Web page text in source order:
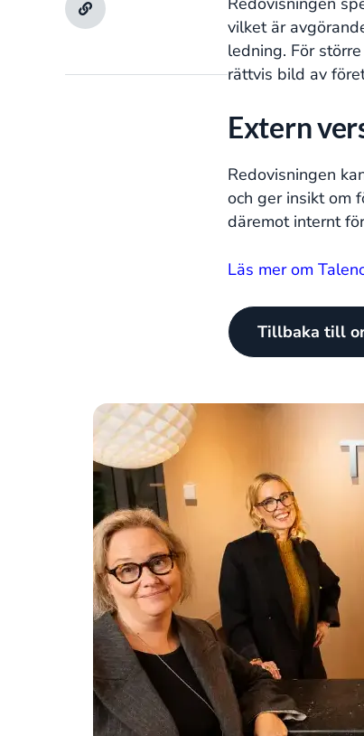
vilket är
ledning. För
rättvis bild av
Extern
Redovisningen
och ger insikt om
däremot internt
Läs mer om
Tillbaka till